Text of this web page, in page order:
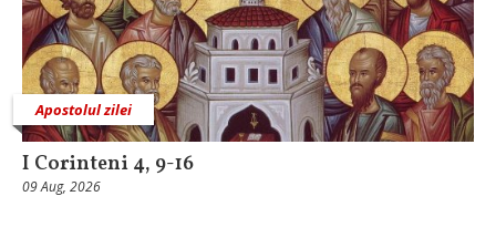
Apostolul zilei
I Corinteni 4, 9-16
09 Aug, 2026